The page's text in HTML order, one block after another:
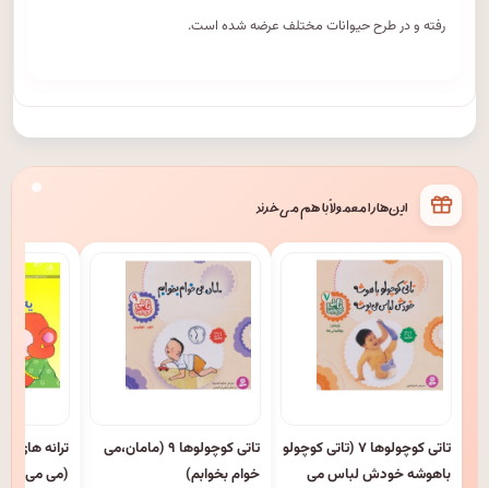
رفته و در طرح حیوانات مختلف عرضه شده است.
این‌ها را معمولاً با هم می‌خرند
تاتی کوچولوها ۷ (تاتی کوچولو
باهوشه خودش لباس می
تاتی کوچولوها ۹ (مامان،می
خوام بخوابم)
ترانه های
(می می نی